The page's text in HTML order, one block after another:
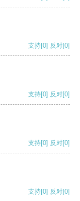
支持[0] 反对[0]
支持[0] 反对[0]
支持[0] 反对[0]
支持[0] 反对[0]